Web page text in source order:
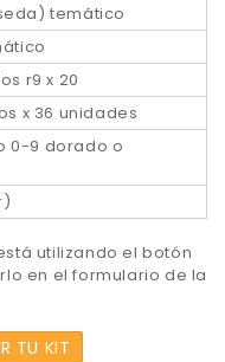
temático
r9 x 20
x 36 unidades
0-9 dorado o
utilizando el botón
en el formulario de la
TU KIT